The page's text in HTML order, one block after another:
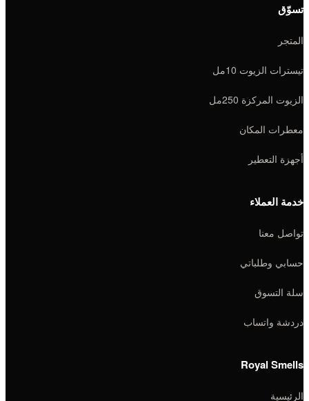
تسوّق
المتجر
تيسترات الزيوت 10مل
الزيوت المركزة 250مل
معطرات المكان
أجهزة التعطير
خدمة العملاء
تواصل معنا
حسابي وطلباتي
سلة التسوق
دردشة واتساب
Royal Smells
الرئيسية